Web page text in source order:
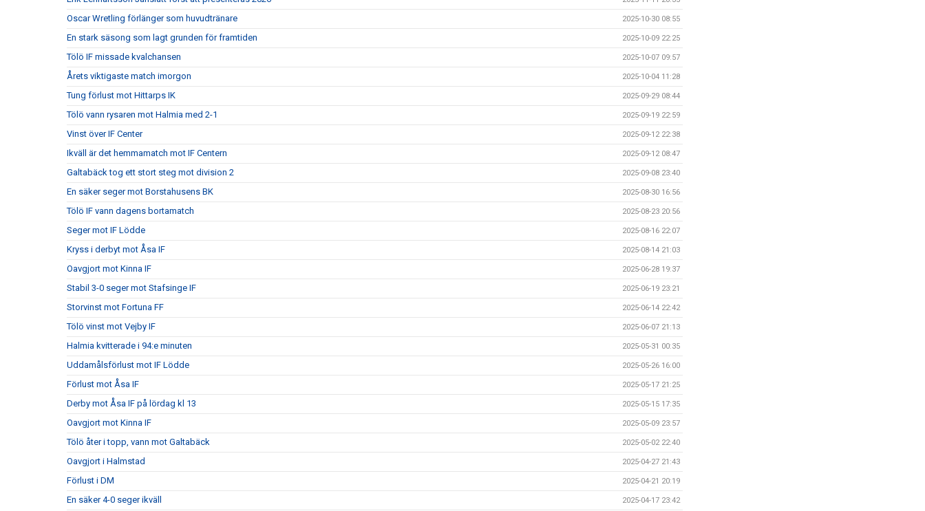
Oscar Wretling förlänger som huvudtränare 2025-10-30 08:55
En stark säsong som lagt grunden för framtiden 2025-10-09 22:25
Tölö IF missade kvalchansen 2025-10-07 09:57
Årets viktigaste match imorgon 2025-10-04 11:28
Tung förlust mot Hittarps IK 2025-09-29 08:44
Tölö vann rysaren mot Halmia med 2-1 2025-09-19 22:59
Vinst över IF Center 2025-09-12 22:38
Ikväll är det hemmamatch mot IF Centern 2025-09-12 08:47
Galtabäck tog ett stort steg mot division 2 2025-09-08 23:40
En säker seger mot Borstahusens BK 2025-08-30 16:56
Tölö IF vann dagens bortamatch 2025-08-23 20:56
Seger mot IF Lödde 2025-08-16 22:07
Kryss i derbyt mot Åsa IF 2025-08-14 21:03
Oavgjort mot Kinna IF 2025-06-28 19:37
Stabil 3-0 seger mot Stafsinge IF 2025-06-19 23:21
Storvinst mot Fortuna FF 2025-06-14 22:42
Tölö vinst mot Vejby IF 2025-06-07 21:13
Halmia kvitterade i 94:e minuten 2025-05-31 00:35
Uddamålsförlust mot IF Lödde 2025-05-26 16:00
Förlust mot Åsa IF 2025-05-17 21:25
Derby mot Åsa IF på lördag kl 13 2025-05-15 17:35
Oavgjort mot Kinna IF 2025-05-09 23:57
Tölö åter i topp, vann mot Galtabäck 2025-05-02 22:40
Oavgjort i Halmstad 2025-04-27 21:43
Förlust i DM 2025-04-21 20:19
En säker 4-0 seger ikväll 2025-04-17 23:42